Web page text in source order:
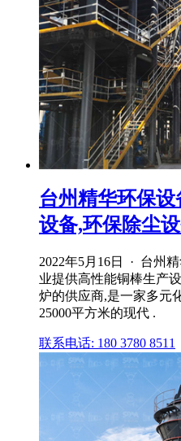
台州精华环保
设备,环保除尘
2022年5月16日 · 台州
业提供高性能铜棒生产
炉的供应商,是一家多元
25000平方米的现代 .
联系电话: 180 3780 8511